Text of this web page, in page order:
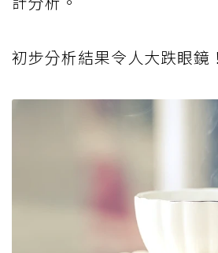
初步分析結果令人大跌眼鏡！